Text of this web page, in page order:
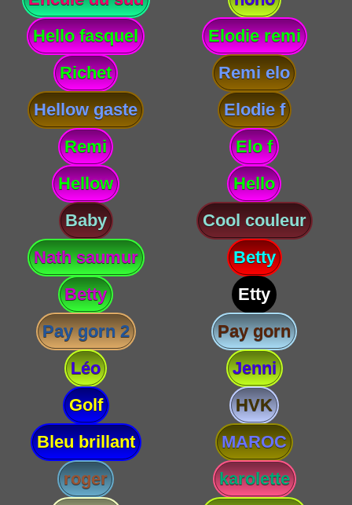
Hello fasquel
Elodie remi
Richet
Remi elo
Hellow gaste
Elodie f
Remi
Elo f
Hellow
Hello
Baby
Cool couleur
Nath saumur
Betty
Betty
Etty
Pay gorn 2
Pay gorn
Léo
Jenni
Golf
HVK
Bleu brillant
MAROC
roger
karolette